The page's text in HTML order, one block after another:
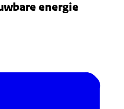
energie